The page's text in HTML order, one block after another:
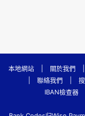
本地網站 關於我們
聯絡我們
IBAN檢查器